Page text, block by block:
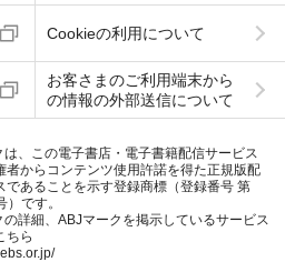
Cookieの利用について
お客さまのご利用端末から
の情報の外部送信について
は、この電子書店・電子書籍配信サービス
者からコンテンツ使用許諾を得た正規版配
であることを示す登録商標（登録番号 第
です。
の詳細、ABJマークを掲示しているサービス
ちら